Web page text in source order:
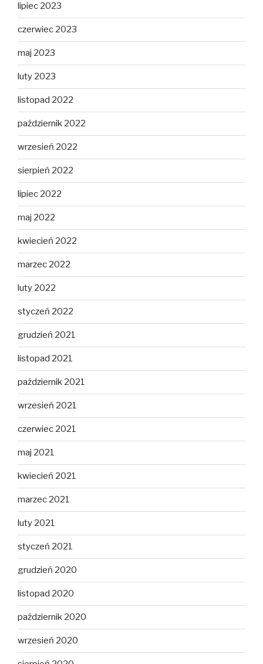
lipiec 2023
czerwiec 2023
maj 2023
luty 2023
listopad 2022
październik 2022
wrzesień 2022
sierpień 2022
lipiec 2022
maj 2022
kwiecień 2022
marzec 2022
luty 2022
styczeń 2022
grudzień 2021
listopad 2021
październik 2021
wrzesień 2021
czerwiec 2021
maj 2021
kwiecień 2021
marzec 2021
luty 2021
styczeń 2021
grudzień 2020
listopad 2020
październik 2020
wrzesień 2020